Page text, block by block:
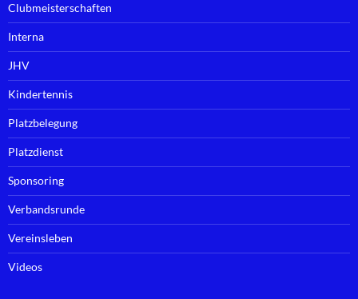
Clubmeisterschaften
Interna
JHV
Kindertennis
Platzbelegung
Platzdienst
Sponsoring
Verbandsrunde
Vereinsleben
Videos